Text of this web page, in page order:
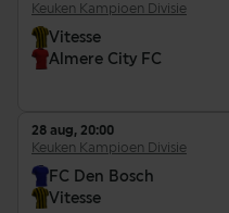
Keuken Kampioen Divisie
Vitesse
Almere City FC
28 aug, 20:00
Keuken Kampioen Divisie
FC Den Bosch
Vitesse